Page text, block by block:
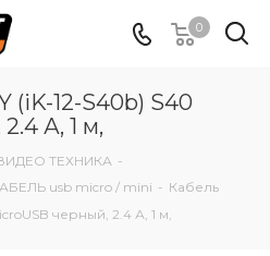
0
(iK-12-S40b) S40
А, 1 м,
ТЕХНИКА -
usb micro / mini - Кабель
черный, 2.4 А, 1 м,